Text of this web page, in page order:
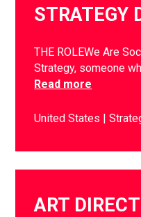
STRATEGY
THE ROLEWe Are
Strategy, someone
Read more
United States
ART